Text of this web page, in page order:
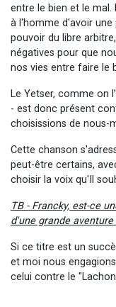
entre le bien et le
à l'homme d'avoir une
pouvoir du libre
négatives pour que
nos vies entre faire le
Le Yetser, comme on
- est donc présent
choisissions de nous-
Cette chanson
peut-être certains,
choisir la voix qu'Il
TB - Francky, est-ce
d'une grande
Si ce titre est un
et moi nous
celui contre le